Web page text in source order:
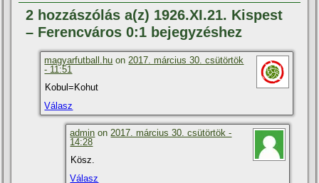
2 hozzászólás a(z) 1926.XI.21. Kispest
– Ferencváros 0:1 bejegyzéshez
magyarfutball.hu on2017. március 30. csütörtök
- 11:51
Kobul=Kohut
Válasz
admin on 2017. március 30. csütörtök -
14:28
Kösz.
Válasz